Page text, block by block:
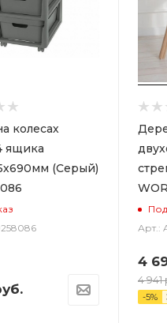
колесах
ящика
(Серый)
Арт.:
4
4 941
-5%